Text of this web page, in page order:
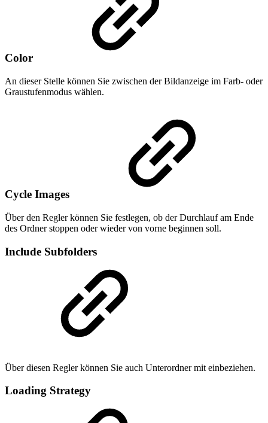
Color
An dieser Stelle können Sie zwischen der Bildanzeige im Farb- oder
Graustufenmodus wählen.
Cycle Images
Über den Regler können Sie festlegen, ob der Durchlauf am Ende
des Ordner stoppen oder wieder von vorne beginnen soll.
Include Subfolders
Über diesen Regler können Sie auch Unterordner mit einbeziehen.
Loading Strategy